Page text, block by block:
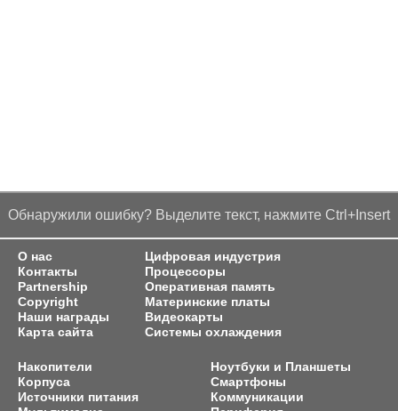
Обнаружили ошибку? Выделите текст, нажмите Ctrl+Insert
О нас
Контакты
Partnership
Copyright
Наши награды
Карта сайта
Цифровая индустрия
Процессоры
Оперативная память
Материнские платы
Видеокарты
Системы охлаждения
Накопители
Корпуса
Источники питания
Ноутбуки и Планшеты
Смартфоны
Коммуникации